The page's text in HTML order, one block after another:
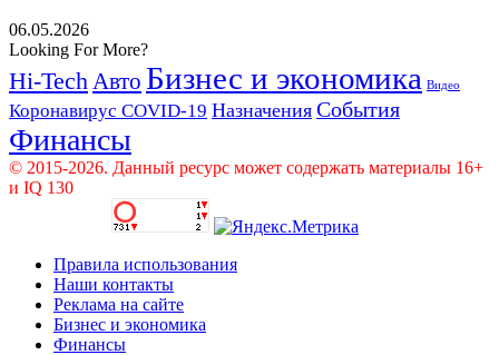
06.05.2026
Looking For More?
Hi-Tech Авто Бизнес и экономика Видео
Коронавирус COVID-19 Назначения События
Финансы
© 2015-2026. Данный ресурс может содержать материалы 16+
и IQ 130
Правила использования
Наши контакты
Реклама на сайте
Бизнес и экономика
Финансы